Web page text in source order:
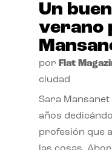
Un
verano
por Flat
ciudad
Sara Mansanet
años
profesión que